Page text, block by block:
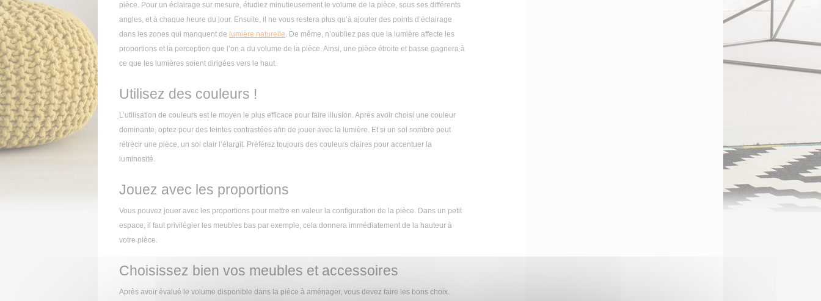
pièce. Pour un éclairage sur mesure, étudiez minutieusement le volume de la pièce, sous ses différents
angles, et à chaque heure du jour. Ensuite, il ne vous restera plus qu’à ajouter des points d’éclairage
dans les zones qui manquent de lumière naturelle. De même, n’oubliez pas que la lumière affecte les
proportions et la perception que l’on a du volume de la pièce. Ainsi, une pièce étroite et basse gagnera à
ce que les lumières soient dirigées vers le haut.
Utilisez des couleurs !
L’utilisation de couleurs est le moyen le plus efficace pour faire illusion. Après avoir choisi une couleur
dominante, optez pour des teintes contrastées afin de jouer avec la lumière. Et si un sol sombre peut
rétrécir une pièce, un sol clair l’élargit. Préférez toujours des couleurs claires pour accentuer la
luminosité.
Jouez avec les proportions
Vous pouvez jouer avec les proportions pour mettre en valeur la configuration de la pièce. Dans un petit
espace, il faut privilégier les meubles bas par exemple, cela donnera immédiatement de la hauteur à
votre pièce.
Choisissez bien vos meubles et accessoires
Après avoir évalué le volume disponible dans la pièce à aménager, vous devez faire les bons choix.